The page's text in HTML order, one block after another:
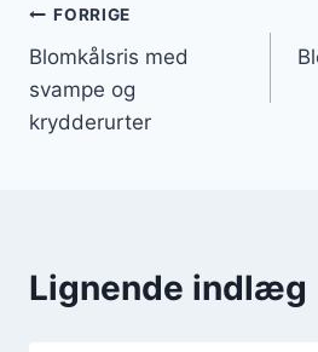
Indlægsnavigation
FORRIGE
Blomkålsris med
svampe og
krydderurter
Lignende indlæg